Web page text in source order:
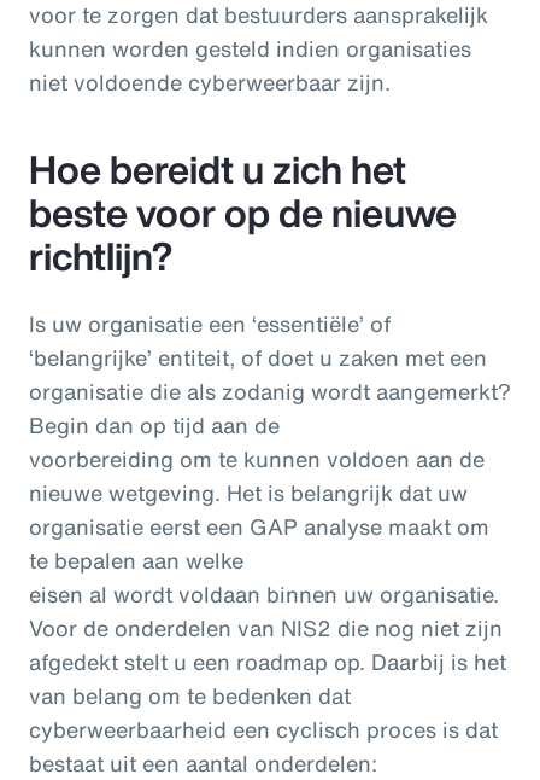
voor te zorgen dat bestuurders aansprakelijk
kunnen worden gesteld indien organisaties
niet voldoende cyberweerbaar zijn.
Hoe bereidt u zich het
beste voor op de nieuwe
richtlijn?
Is uw organisatie een ‘essentiële’ of
‘belangrijke’ entiteit, of doet u zaken met een
organisatie die als zodanig wordt aangemerkt?
Begin dan op tijd aan de
voorbereiding om te kunnen voldoen aan de
nieuwe wetgeving. Het is belangrijk dat uw
organisatie eerst een GAP analyse maakt om
te bepalen aan welke
eisen al wordt voldaan binnen uw organisatie.
Voor de onderdelen van NIS2 die nog niet zijn
afgedekt stelt u een roadmap op. Daarbij is het
van belang om te bedenken dat
cyberweerbaarheid een cyclisch proces is dat
bestaat uit een aantal onderdelen: